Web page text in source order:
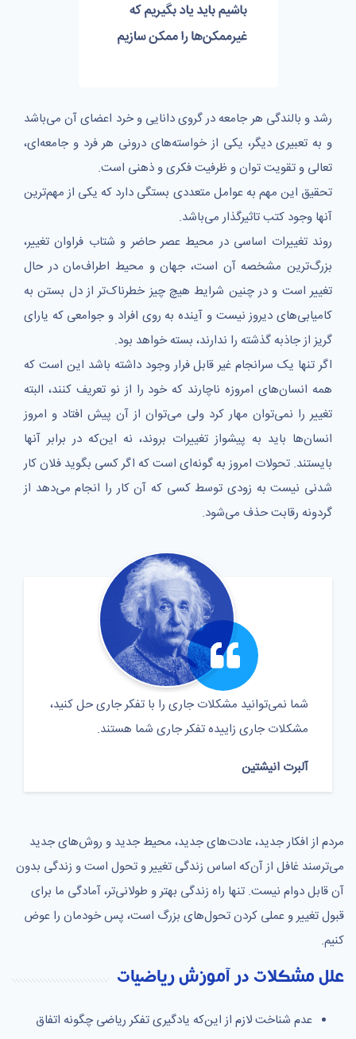
رشد و بالندگی هر جامعه در گروی دانایی و خرد اعضای آن می‌باشد
و به تعبیری دیگر، یکی از خواسته‌های درونی هر فرد و جامعه‌ای،
تعالی و تقویت توان و ظرفیت فکری و ذهنی است.
تحقیق این مهم به عوامل متعددی بستگی دارد که یکی از مهم‌ترین
آنها وجود کتب تاثیرگذار می‌باشد.
روند تغییرات اساسی در محیط عصر حاضر و شتاب فراوان تغییر،
بزرگ‌ترین مشخصه آن است، جهان و محیط اطراف‌مان در حال
تغییر است و در چنین شرایط هیچ چیز خطرناک‌تر از دل بستن به
کامیابی‌های دیروز نیست و آینده به روی افراد و جوامعی که یارای
گریز از جاذبه‌ گذشته را ندارند، بسته خواهد بود.
اگر تنها یک سرانجام غیر قابل فرار وجود داشته باشد این است که
همه انسان‌های امروزه ناچارند که خود را از نو تعریف کنند، البته
تغییر را نمی‌توان مهار کرد ولی می‌توان از آن پیش افتاد و امروز
انسان‌ها باید به پیشواز تغییرات بروند، نه این‌که در برابر آنها
بایستند. تحولات امروز به گونه‌ای است که اگر کسی بگوید فلان کار
شدنی نیست به زودی توسط کسی که آن کار را انجام می‌دهد از
گردونه رقابت حذف می‌شود.
شما نمی‌توانید مشکلات جاری را با تفکر جاری حل کنید،
مشکلات جاری زاییده تفکر جاری شما هستند.
آلبرت انیشتین
مردم از افکار جدید، عادت‌های جدید، محیط جدید و روش‌های جدید
می‌ترسند غافل از آن‌که اساس زندگی تغییر و تحول است و زندگی بدون
آن قابل دوام نیست. تنها راه زندگی بهتر و طولانی‌تر، آمادگی ما برای
قبول تغییر و عملی کردن تحول‌های بزرگ است، پس خودمان را عوض
کنیم.
علل مشکلات در آموزش ریاضیات
عدم شناخت لازم از این‌که یادگیری تفکر ریاضی چگونه اتفاق